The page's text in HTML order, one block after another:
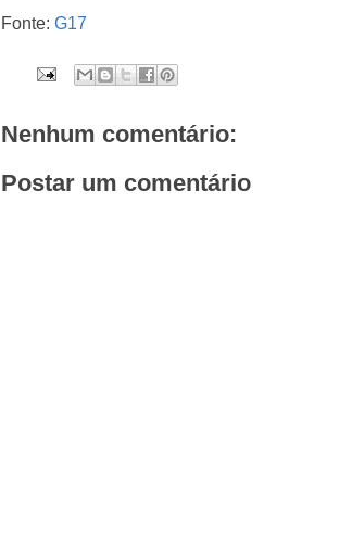
Fonte: G17
Nenhum comentário:
Postar um comentário